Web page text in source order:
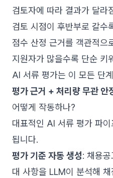
검토자에 따라 결과가 달라
검토 시점이 후반부로 갈수
점수 산정 근거를 객관적으
지원자가 많을수록 단순 키
AI 서류 평가는 이 모든 단
평가 근거 + 처리량 무관 안
어떻게 작동하나?
대표적인 AI 서류 평가 파
됩니다.
평가 기준 자동 생성: 채용공
대 사항을 LLM이 분석해